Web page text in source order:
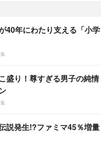
40年にわたり支える「小学
盛り！尊すぎる男子の純情
説発生!?ファミマ45％増量